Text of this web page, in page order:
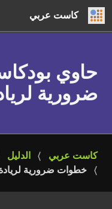
كاست عربي
حاوي
ضرورية
كاست عربي الدليل
خطوات ضرورية